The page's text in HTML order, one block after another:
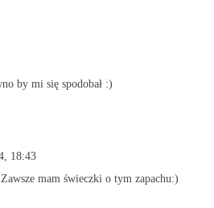
by mi się spodobał :)
18:43
mam świeczki o tym zapachu:)